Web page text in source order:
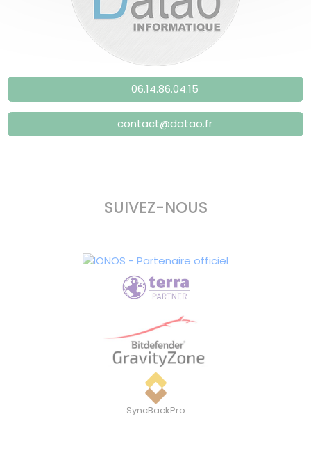
06.14.86.04.15
contact@datao.fr
SUIVEZ-NOUS
SyncBackPro